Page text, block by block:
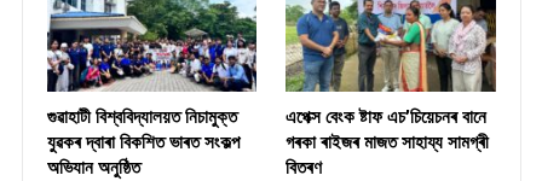
গুৱাহাটী বিশ্ববিদ্যালয়ত নিচামুক্ত
যুৱকৰ দ্বাৰা বিকশিত ভাৰত সংকল্প
অভিযান অনুষ্ঠিত
​এপেক্স বেংক ষ্টাফ এচ’চিয়েচনৰ বানে
গৰকা ৰাইজৰ মাজত সাহায্য সামগ্ৰী
বিতৰণ ​